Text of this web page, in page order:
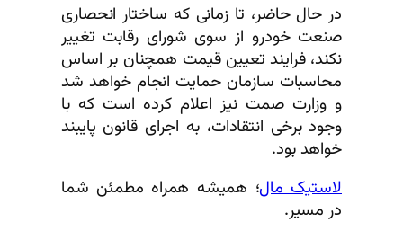
در حال حاضر، تا زمانی که ساختار انحصاری
صنعت خودرو از سوی شورای رقابت تغییر
نکند، فرایند تعیین قیمت همچنان بر اساس
محاسبات سازمان حمایت انجام خواهد شد
و وزارت صمت نیز اعلام کرده است که با
وجود برخی انتقادات، به اجرای قانون پایبند
خواهد بود.
لاستیک مال؛ همیشه همراه مطمئن شما
در مسیر.